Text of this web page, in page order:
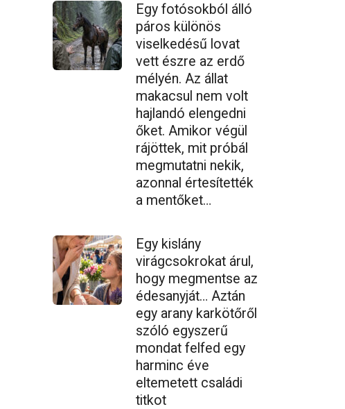
Egy fotósokból álló
páros különös
viselkedésű lovat
vett észre az erdő
mélyén. Az állat
makacsul nem volt
hajlandó elengedni
őket. Amikor végül
rájöttek, mit próbál
megmutatni nekik,
azonnal értesítették
a mentőket…
Egy kislány
virágcsokrokat árul,
hogy megmentse az
édesanyját… Aztán
egy arany karkötőről
szóló egyszerű
mondat felfed egy
harminc éve
eltemetett családi
titkot